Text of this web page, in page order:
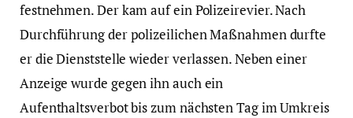
festnehmen. Der kam auf ein Polizeirevier. Nach
Durchführung der polizeilichen Maßnahmen durfte
er die Dienststelle wieder verlassen. Neben einer
Anzeige wurde gegen ihn auch ein
Aufenthaltsverbot bis zum nächsten Tag im Umkreis